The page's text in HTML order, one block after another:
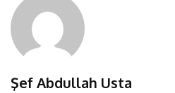
Şef Abdullah Usta